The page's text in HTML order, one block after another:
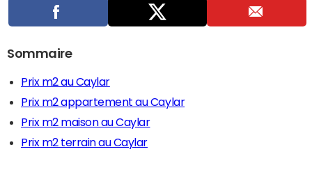
Sommaire
Prix m2 au Caylar
Prix m2 appartement au Caylar
Prix m2 maison au Caylar
Prix m2 terrain au Caylar